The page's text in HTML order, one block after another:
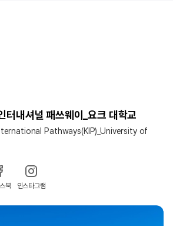
터내셔널 패쓰웨이_요크 대학교
Pathways(KIP)_University of
북 인스타그램